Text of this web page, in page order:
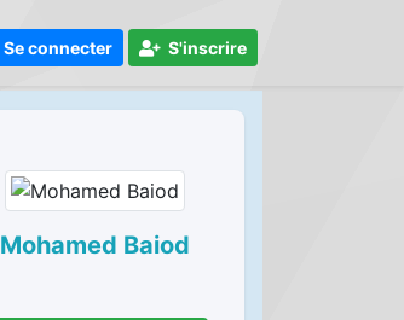
Se connecter S'inscrire
Mohamed Baiod